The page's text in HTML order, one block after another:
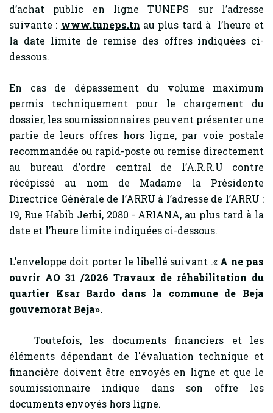
d’achat public en ligne TUNEPS sur l’adresse
suivante : www.tuneps.tn au plus tard à l’heure et
la date limite de remise des offres indiquées ci-
dessous.
En cas de dépassement du volume maximum
permis techniquement pour le chargement du
dossier, les soumissionnaires peuvent présenter une
partie de leurs offres hors ligne, par voie postale
recommandée ou rapid-poste ou remise directement
au bureau d’ordre central de l’A.R.R.U contre
récépissé au nom de Madame la Présidente
Directrice Générale de l’ARRU à l’adresse de l’ARRU :
19, Rue Habib Jerbi, 2080 - ARIANA, au plus tard à la
date et l’heure limite indiquées ci-dessous.
L’enveloppe doit porter le libellé suivant .« A ne pas
ouvrir AO 31 /2026 Travaux de réhabilitation du
quartier Ksar Bardo dans la commune de Beja
gouvernorat Beja».
Toutefois, les documents financiers et les
éléments dépendant de l'évaluation technique et
financière doivent être envoyés en ligne et que le
soumissionnaire indique dans son offre les
documents envoyés hors ligne.